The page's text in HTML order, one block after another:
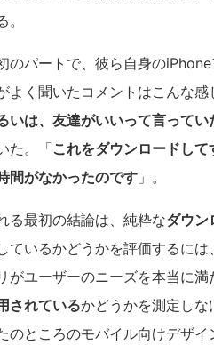
のパートで、彼ら自身の
よく聞いたコメントはこんな
いは、友達がいいって言ってい
た。「これをダウンロードし
間がなかったのです」。
る最初の結論は、純粋なダウン
ているかどうかを評価するには、
がユーザーのニーズを本当に
されているかどうかを測定し
のところのモバイル向けデザイ